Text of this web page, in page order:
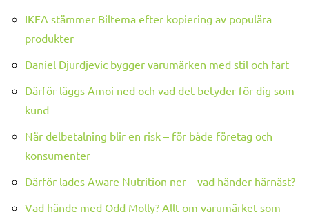
IKEA stämmer Biltema efter kopiering av populära
produkter
Daniel Djurdjevic bygger varumärken med stil och fart
Därför läggs Amoi ned och vad det betyder för dig som
kund
När delbetalning blir en risk – för både företag och
konsumenter
Därför lades Aware Nutrition ner – vad händer härnäst?
Vad hände med Odd Molly? Allt om varumärket som